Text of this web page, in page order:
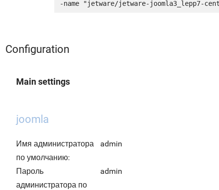
Configuration
Main settings
joomla
Имя администратора
по умолчанию:
admin
Пароль
администратора по
admin